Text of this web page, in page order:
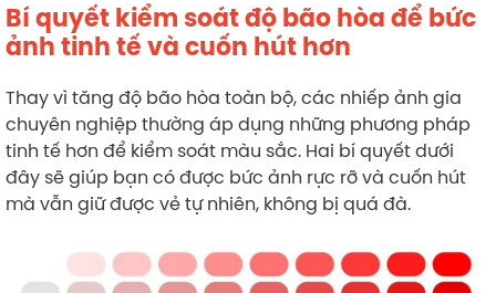
Bí quyết kiểm soát độ bão hòa để bức
ảnh tinh tế và cuốn hút hơn
Thay vì tăng độ bão hòa toàn bộ, các nhiếp ảnh gia
chuyên nghiệp thường áp dụng những phương pháp
tinh tế hơn để kiểm soát màu sắc. Hai bí quyết dưới
đây sẽ giúp bạn có được bức ảnh rực rỡ và cuốn hút
mà vẫn giữ được vẻ tự nhiên, không bị quá đà.